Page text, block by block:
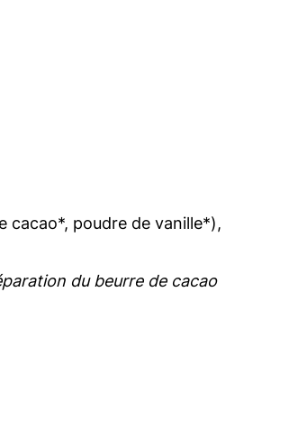
cacao*, poudre de vanille*),
du beurre de cacao